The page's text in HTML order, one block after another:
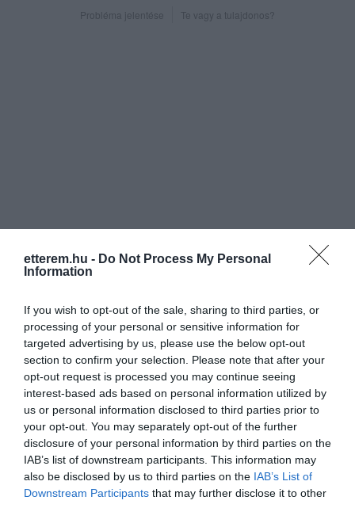
etterem.hu - Do Not Process My Personal
Information
If you wish to opt-out of the sale, sharing to third parties, or
processing of your personal or sensitive information for
targeted advertising by us, please use the below opt-out
section to confirm your selection. Please note that after your
opt-out request is processed you may continue seeing
interest-based ads based on personal information utilized by
us or personal information disclosed to third parties prior to
your opt-out. You may separately opt-out of the further
disclosure of your personal information by third parties on the
IAB’s list of downstream participants. This information may
also be disclosed by us to third parties on the IAB’s List of
Downstream Participants that may further disclose it to other
Probléma jelentése Te vagy a tulajdonos?
Értékelések Értékeld Te is
5.0 10
4 0
3 0
2 0